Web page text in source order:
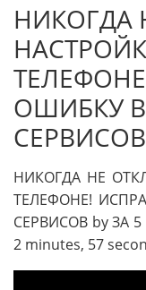
НИКОГДА
ОШИБКУ
СЕРВИСОВ
НИКОГДА НЕ
ТЕЛЕФОНЕ!
СЕРВИСОВ by ЗА 5
2 minutes, 57